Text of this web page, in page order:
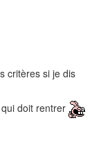
critères si je dis
doit rentrer